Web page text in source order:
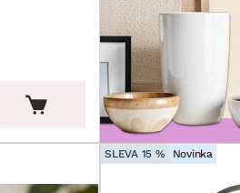
SLEVA 15 % Novinka